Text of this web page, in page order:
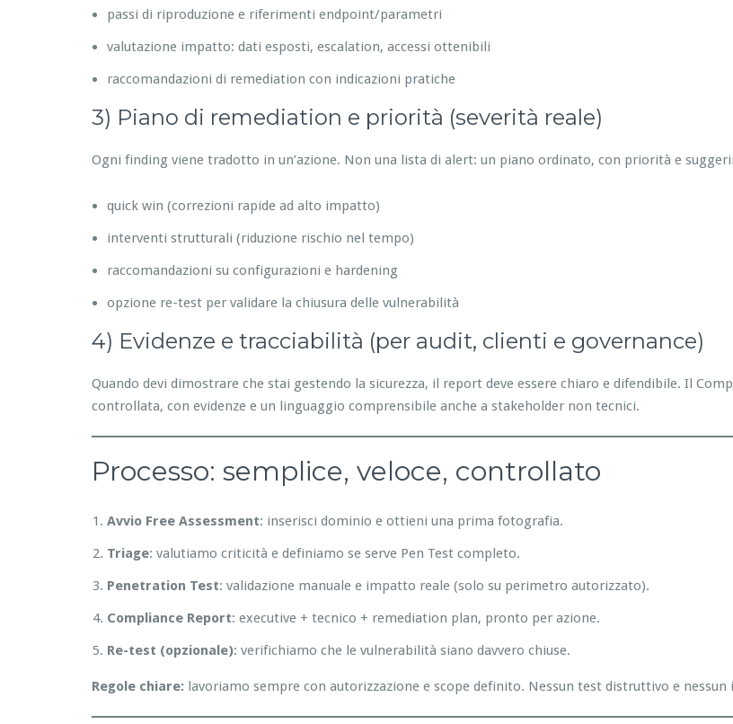
passi di riproduzione e riferimenti endpoint/parametri
valutazione impatto: dati esposti, escalation, accessi ottenibili
raccomandazioni di remediation con indicazioni pratiche
3) Piano di remediation e priorità (severità reale)
Ogni finding viene tradotto in un’azione. Non una lista di alert: un piano ordinato, con priorità e
quick win (correzioni rapide ad alto impatto)
interventi strutturali (riduzione rischio nel tempo)
raccomandazioni su configurazioni e hardening
opzione re-test per validare la chiusura delle vulnerabilità
4) Evidenze e tracciabilità (per audit, clienti e governance)
Quando devi dimostrare che stai gestendo la sicurezza, il report deve essere chiaro e difendibile. Il
controllata, con evidenze e un linguaggio comprensibile anche a stakeholder non tecnici.
Processo: semplice, veloce, controllato
Avvio Free Assessment: inserisci dominio e ottieni una prima fotografia.
Triage: valutiamo criticità e definiamo se serve Pen Test completo.
Penetration Test: validazione manuale e impatto reale (solo su perimetro autorizzato).
Compliance Report: executive + tecnico + remediation plan, pronto per azione.
Re-test (opzionale): verifichiamo che le vulnerabilità siano davvero chiuse.
Regole chiare: lavoriamo sempre con autorizzazione e scope definito. Nessun test distruttivo e